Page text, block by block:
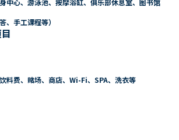
、手工课程等）
料费、赌场、商店、Wi-Fi、SPA、洗衣等